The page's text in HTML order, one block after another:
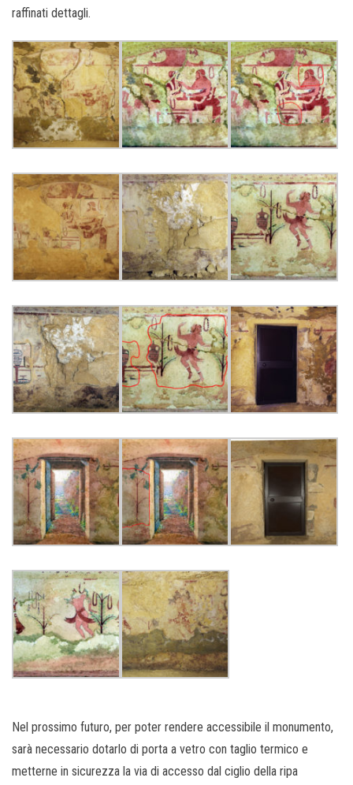
raffinati dettagli.
Nel prossimo futuro, per poter rendere accessibile il monumento,
sarà necessario dotarlo di porta a vetro con taglio termico e
metterne in sicurezza la via di accesso dal ciglio della ripa